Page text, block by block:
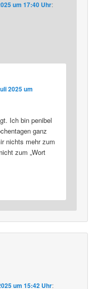
um 17:40 Uhr:
2025 um
Ich bin penibel
ganz
nichts mehr zum
zum „Wort
um 15:42 Uhr: